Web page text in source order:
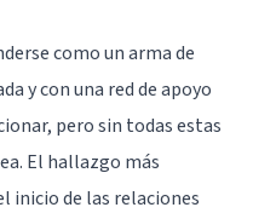
como un arma de
y con una red de apoyo
pero sin todas estas
El hallazgo más
inicio de las relaciones